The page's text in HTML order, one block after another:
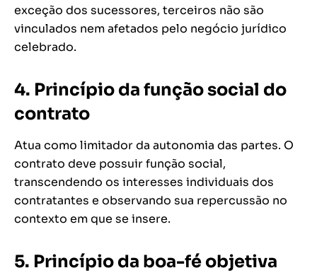
exceção dos sucessores, terceiros não são
vinculados nem afetados pelo negócio jurídico
celebrado.
4. Princípio da função social do
contrato
Atua como limitador da autonomia das partes. O
contrato deve possuir função social,
transcendendo os interesses individuais dos
contratantes e observando sua repercussão no
contexto em que se insere.
5. Princípio da boa-fé objetiva